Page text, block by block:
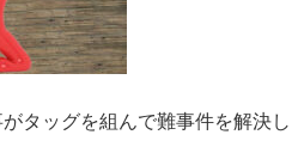
タッグを組んで難事件を解決し